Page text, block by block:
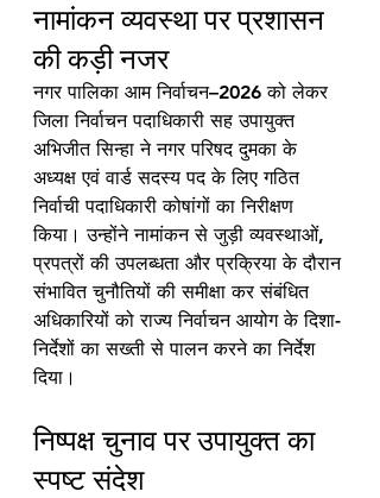
नामांकन व्यवस्था पर प्रशासन
की कड़ी नजर
नगर पालिका आम निर्वाचन–2026 को लेकर
जिला निर्वाचन पदाधिकारी सह उपायुक्त
अभिजीत सिन्हा ने नगर परिषद दुमका के
अध्यक्ष एवं वार्ड सदस्य पद के लिए गठित
निर्वाची पदाधिकारी कोषांगों का निरीक्षण
किया। उन्होंने नामांकन से जुड़ी व्यवस्थाओं,
प्रपत्रों की उपलब्धता और प्रक्रिया के दौरान
संभावित चुनौतियों की समीक्षा कर संबंधित
अधिकारियों को राज्य निर्वाचन आयोग के दिशा-
निर्देशों का सख्ती से पालन करने का निर्देश
दिया।
निष्पक्ष चुनाव पर उपायुक्त का
स्पष्ट संदेश